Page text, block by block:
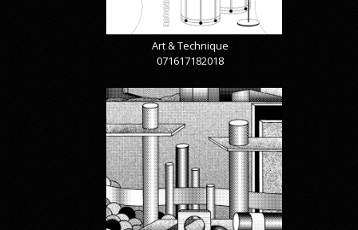
Art & Technique
071617182018